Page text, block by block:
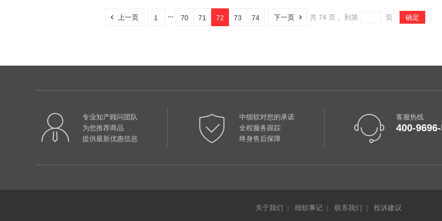
上一页 1 ... 70 71 72 73 74 下一页 共 74 页， 到第 页 确定
专业知产顾问团队
为您推荐商品
提供最新优惠信息
中细软对您的承诺
全程服务跟踪
终身售后保障
客服热线
400-
关于我们 | 细软事记| 联系我们 | 投诉建议